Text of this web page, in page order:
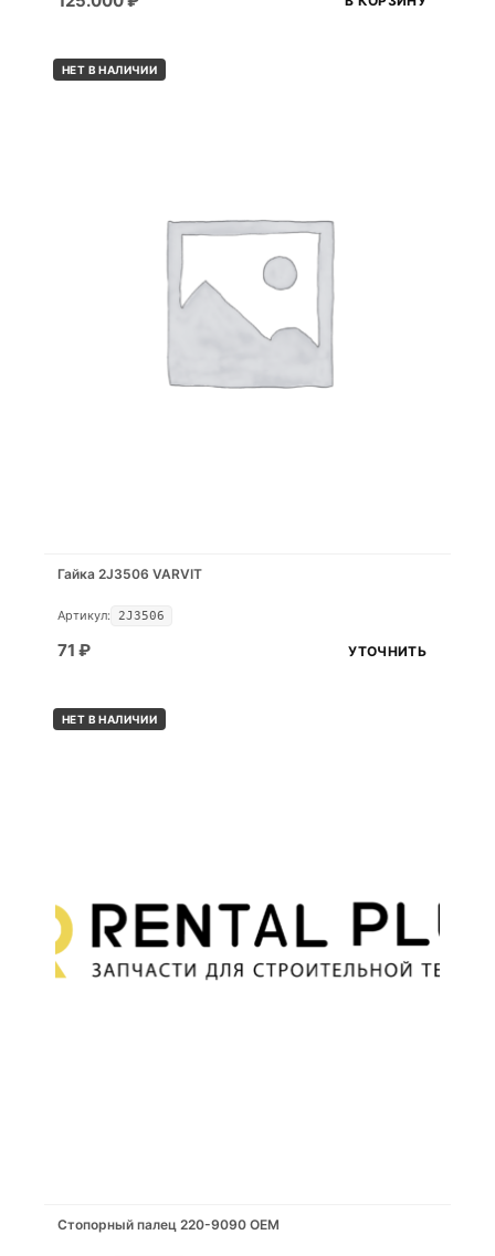
НЕТ В НАЛИЧИИ
Гайка 2J3506 VARVIT
Артикул: 2J3506
71 ₽ УТОЧНИТЬ
НЕТ В НАЛИЧИИ
Стопорный палец 220-9090 OEM